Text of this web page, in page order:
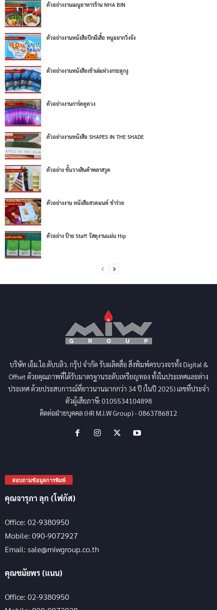
ตัวอย่างงานเมนูอาหารร้าน NHA BIN
ตัวอย่างงานหนังสือปีกผีเสื้อ หนูอยากวิ่งจัง
ตัวอย่างงานหนังสือเข้าเล่มห่วงกระดูกงู
ตัวอย่างงานการ์ดดูดวง
ตัวอย่างงานหนังสือ SHAPES IN THE SHADE
ตัวอย่าง ชั้นวางสินค้าพลาสวูด
ตัวอย่างงาน หนังสือสวดมนต์ ชำร่วย
ตัวอย่าง ป้าย Staff วัสดุงานแผ่น Hip
บริษัท เอ็ม.ไอ.ดับบลิว. กรุ๊ป จำกัด รับผลิตสื่อ สิ่งพิมพ์ครบวงจรทั้ง Digital &
Offset ด้วยคุณภาพที่ได้รับมาตรฐานระดับเหรียญทอง ทั้งในประเทศและต่าง
ประเทศ ด้วยประสบการณ์ที่ยาวนานมากกว่า 34 ปี (ในปี 2025) เลขที่ประจำ
ตัวผู้เสียภาษี: 0105534104898
ติดต่อฝ่ายบุคคล (HR M.I.W Group) - 0863786812
สอบถามข้อมูลการพิมพ์
คุณจารุภา ลุก (โฟกัส)
Office: 02-9380950
Mobile: 090-9072927
Email: sale@miwgroup.co.th
คุณชมัยพร (แนน)
Office: 02-9380950